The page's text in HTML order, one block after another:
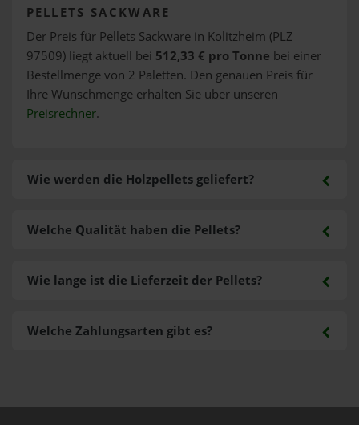
PELLETS SACKWARE
Der Preis für Pellets Sackware in Kolitzheim (PLZ
97509) liegt aktuell bei 512,33 € pro Tonne bei einer
Bestellmenge von 2 Paletten. Den genauen Preis für
Ihre Wunschmenge erhalten Sie über unseren
Preisrechner.
Wie werden die Holzpellets geliefert?
Welche Zahlungsarten gibt es?
Welche Qualität haben die Pellets?
Wie lange ist die Lieferzeit der Pellets?